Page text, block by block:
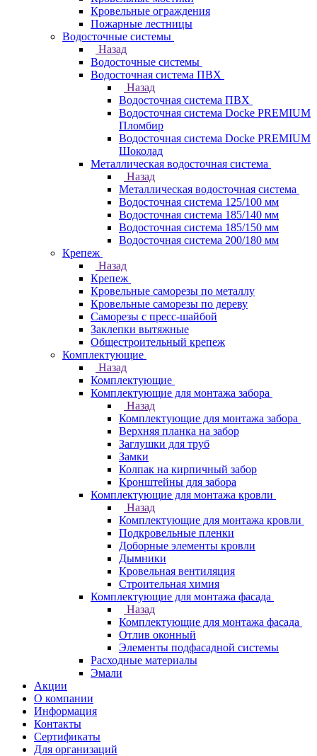
Кровельные ограждения
Пожарные лестницы
Водосточные системы
Назад
Водосточные системы
Водосточная система ПВХ
Назад
Водосточная система ПВХ
Водосточная система Docke PREMIUM
Пломбир
Водосточная система Docke PREMIUM
Шоколад
Металлическая водосточная система
Назад
Металлическая водосточная система
Водосточная система 125/100 мм
Водосточная система 185/140 мм
Водосточная система 185/150 мм
Водосточная система 200/180 мм
Крепеж
Назад
Крепеж
Кровельные саморезы по металлу
Кровельные саморезы по дереву
Саморезы с пресс-шайбой
Заклепки вытяжные
Общестроительный крепеж
Комплектующие
Назад
Комплектующие
Комплектующие для монтажа забора
Назад
Комплектующие для монтажа забора
Верхняя планка на забор
Заглушки для труб
Замки
Колпак на кирпичный забор
Кронштейны для забора
Комплектующие для монтажа кровли
Назад
Комплектующие для монтажа кровли
Подкровельные пленки
Доборные элементы кровли
Дымники
Кровельная вентиляция
Строительная химия
Комплектующие для монтажа фасада
Назад
Комплектующие для монтажа фасада
Отлив оконный
Элементы подфасадной системы
Расходные материалы
Эмали
Акции
О компании
Информация
Контакты
Сертификаты
Для организаций